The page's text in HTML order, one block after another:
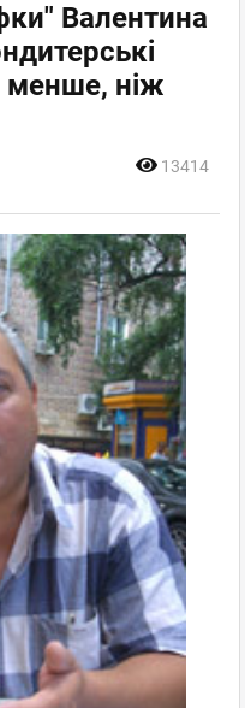
Валентина
ніж
13414